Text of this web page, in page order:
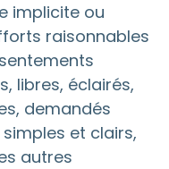
implicite ou
raisonnables
libres, éclairés,
demandés
et clairs,
autres